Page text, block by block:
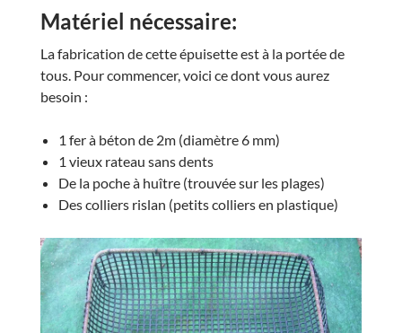
Matériel nécessaire:
La fabrication de cette épuisette est à la portée de
tous. Pour commencer, voici ce dont vous aurez
besoin :
1 fer à béton de 2m (diamètre 6 mm)
1 vieux rateau sans dents
De la poche à huître (trouvée sur les plages)
Des colliers rislan (petits colliers en plastique)